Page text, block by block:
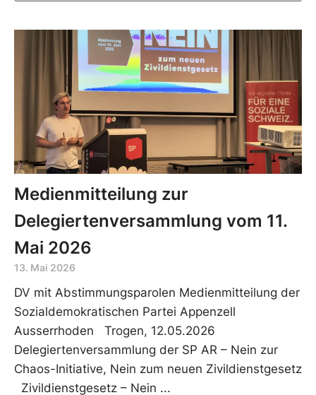
Medienmitteilung zur
Delegiertenversammlung vom 11.
Mai 2026
13. Mai 2026
DV mit Abstimmungsparolen Medienmitteilung der
Sozialdemokratischen Partei Appenzell
Ausserrhoden Trogen, 12.05.2026
Delegiertenversammlung der SP AR – Nein zur
Chaos-Initiative, Nein zum neuen Zivildienstgesetz
Zivildienstgesetz – Nein